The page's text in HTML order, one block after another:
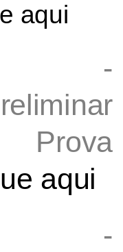
aqui
-
aqui
-